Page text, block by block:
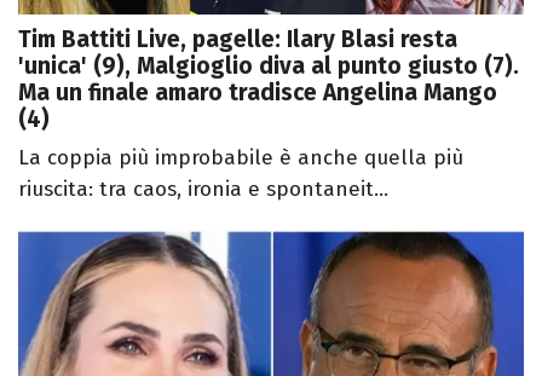
Tim Battiti Live, pagelle: Ilary Blasi resta
'unica' (9), Malgioglio diva al punto giusto (7).
Ma un finale amaro tradisce Angelina Mango
(4)
La coppia più improbabile è anche quella più
riuscita: tra caos, ironia e spontaneit...